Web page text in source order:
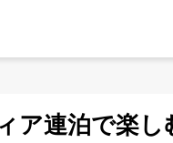
ア連泊で楽